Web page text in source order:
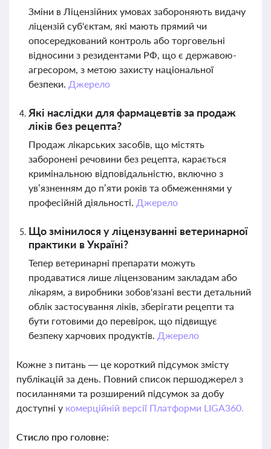
Зміни в Ліцензійних умовах забороняють видачу
ліцензій суб'єктам, які мають прямий чи
опосередкований контроль або торговельні
відносини з резидентами РФ, що є державою-
агресором, з метою захисту національної
безпеки. Джерело
Які наслідки для фармацевтів за продаж
ліків без рецепта?
Продаж лікарських засобів, що містять
заборонені речовини без рецепта, карається
кримінальною відповідальністю, включно з
ув’язненням до п’яти років та обмеженнями у
професійній діяльності. Джерело
Що змінилося у ліцензуванні ветеринарної
практики в Україні?
Тепер ветеринарні препарати можуть
продаватися лише ліцензованим закладам або
лікарям, а виробники зобов'язані вести детальний
облік застосування ліків, зберігати рецепти та
бути готовими до перевірок, що підвищує
безпеку харчових продуктів. Джерело
Кожне з питань — це короткий підсумок змісту
публікацій за день. Повний список першоджерел з
посиланнями та розширений підсумок за добу
доступні у комерційній версії Платформи LIGA360.
Стисло про головне: